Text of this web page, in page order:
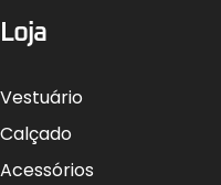
Loja
Vestuário
Calçado
Acessórios